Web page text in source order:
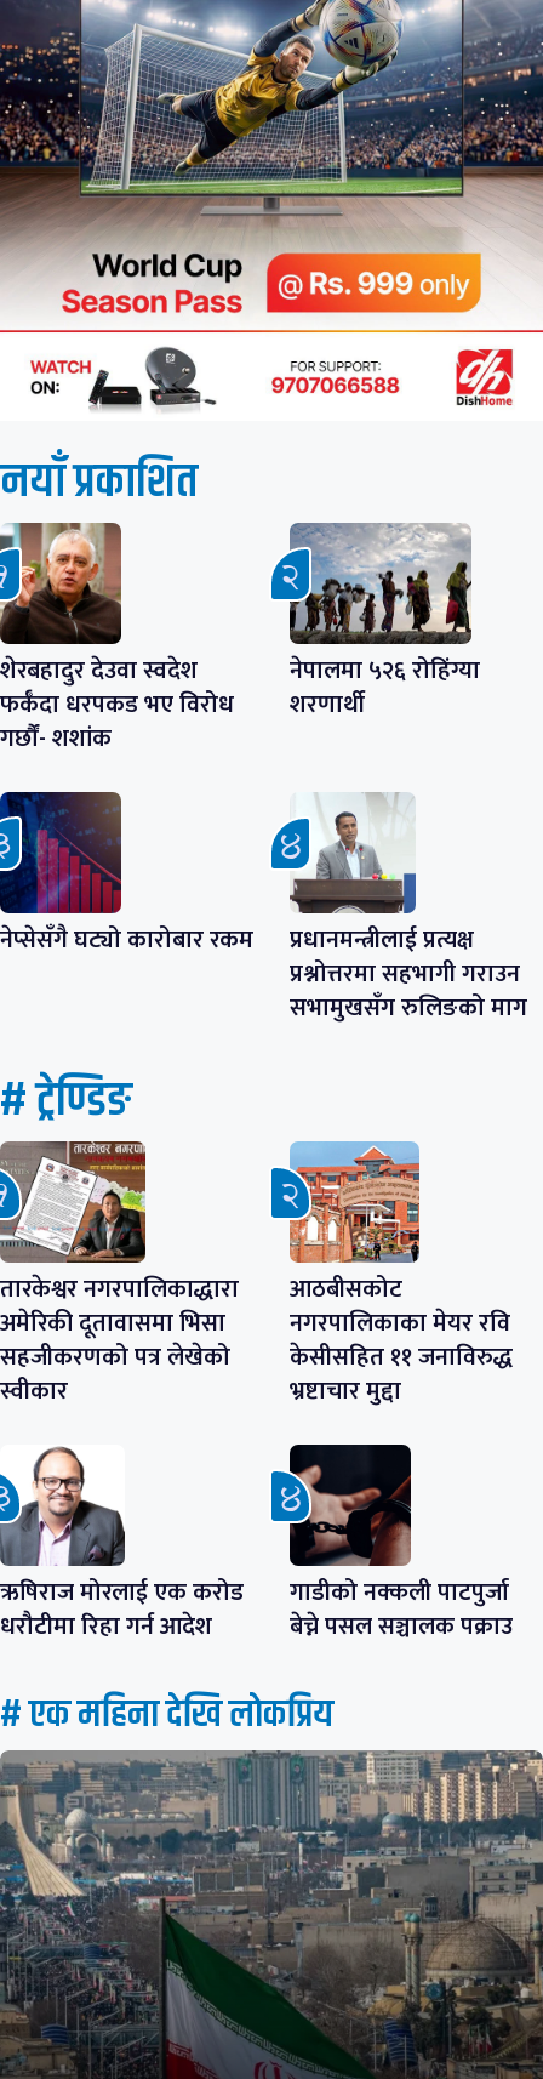
नयाँ प्रकाशित
शेरबहादुर देउवा स्वदेश
फर्कँदा धरपकड भए विरोध
गर्छौं- शशांक
नेपालमा ५२६ रोहिंग्या
शरणार्थी
नेप्सेसँगै घट्यो कारोबार रकम
प्रधानमन्त्रीलाई प्रत्यक्ष
प्रश्नोत्तरमा सहभागी गराउन
सभामुखसँग रुलिङको माग
# ट्रेण्डिङ
तारकेश्वर नगरपालिकाद्धारा
अमेरिकी दूतावासमा भिसा
सहजीकरणको पत्र लेखेको
स्वीकार
आठबीसकोट
नगरपालिकाका मेयर रवि
केसीसहित ११ जनाविरुद्ध
भ्रष्टाचार मुद्दा
ऋषिराज मोरलाई एक करोड
धरौटीमा रिहा गर्न आदेश
गाडीको नक्कली पाटपुर्जा
बेच्ने पसल सञ्चालक पक्राउ
# एक महिना देखि लाेकप्रिय